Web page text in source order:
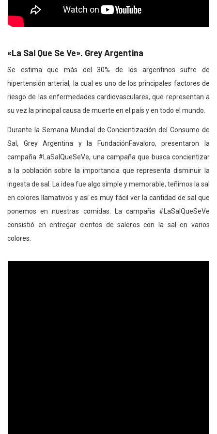
«La Sal Que Se Ve». Grey Argentina
Se estima que más del 30% de los argentinos sufre de
hipertensión arterial, la cual es uno de los principales factores de
riesgo de las enfermedades cardiovasculares, que representan a
su vez la principal causa de muerte en el país y en todo el mundo.
Durante la Semana Mundial de Concientización del Consumo de
Sal, Grey Argentina y la FundaciónFavaloro, presentaron la
campaña #LaSalQueSeVe, una campaña que busca concientizar
a la población sobre la importancia que representa disminuir la
ingesta de sal. La idea fue algo simple y memorable, teñimos la sal
en colores llamativos y así es muy fácil ver la cantidad de sal que
ponemos en nuestras comidas. La campaña #LaSalQueSeVe
consistió en entregar cientos de saleros con la sal en varios
colores.